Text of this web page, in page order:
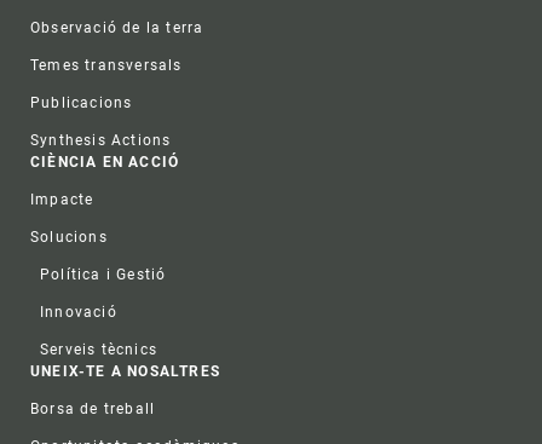
Observació de la terra
Temes transversals
Publicacions
Synthesis Actions
CIÈNCIA EN ACCIÓ
Impacte
Solucions
Política i Gestió
Innovació
Serveis tècnics
UNEIX-TE A NOSALTRES
Borsa de treball